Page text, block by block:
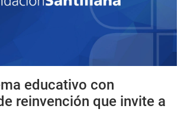
educativo con
reinvención que invite a